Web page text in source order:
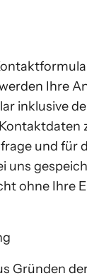
Ihre
inklusive
und für
uns
ohne Ihre
Gründen